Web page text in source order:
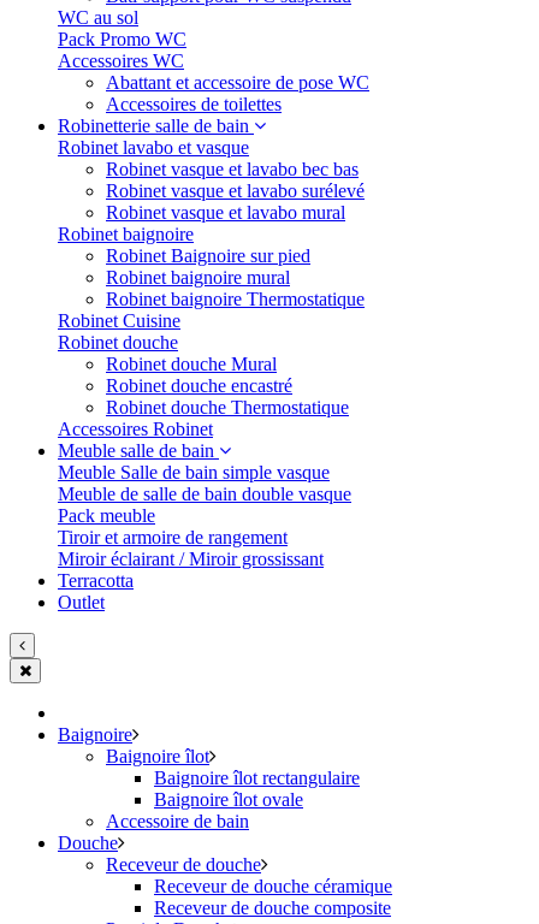
WC au sol
Pack Promo WC
Accessoires WC
Abattant et accessoire de pose WC
Accessoires de toilettes
Robinetterie salle de bain
Robinet lavabo et vasque
Robinet vasque et lavabo bec bas
Robinet vasque et lavabo surélevé
Robinet vasque et lavabo mural
Robinet baignoire
Robinet Baignoire sur pied
Robinet baignoire mural
Robinet baignoire Thermostatique
Robinet Cuisine
Robinet douche
Robinet douche Mural
Robinet douche encastré
Robinet douche Thermostatique
Accessoires Robinet
Meuble salle de bain
Meuble Salle de bain simple vasque
Meuble de salle de bain double vasque
Pack meuble
Tiroir et armoire de rangement
Miroir éclairant / Miroir grossissant
Terracotta
Outlet
Baignoire
Baignoire îlot
Baignoire îlot rectangulaire
Baignoire îlot ovale
Accessoire de bain
Douche
Receveur de douche
Receveur de douche céramique
Receveur de douche composite